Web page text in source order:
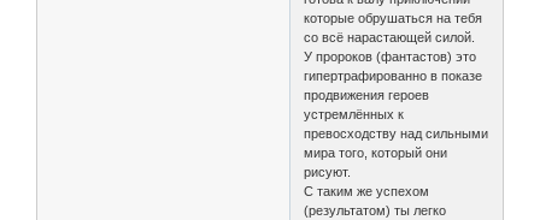
которые обрушаться на тебя
со всё нарастающей силой.
У пророков (фантастов) это
гипертрафированно в показе
продвижения героев
устремлённых к
превосходству над сильными
мира того, который они
рисуют.
С таким же успехом
(результатом) ты легко